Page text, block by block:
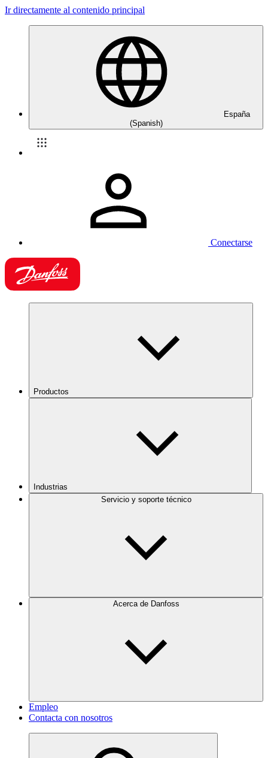
Ir directamente al contenido principal
España
(Spanish)
Conectarse
Productos
Industrias
Servicio y soporte técnico
Acerca de Danfoss
Empleo
Contacta con nosotros